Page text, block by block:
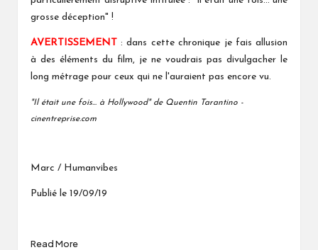
grosse déception" !
AVERTISSEMENT : dans cette chronique je fais allusion
à des éléments du film, je ne voudrais pas divulgacher le
long métrage pour ceux qui ne l'auraient pas encore vu.
"Il était une fois... à Hollywood" de Quentin Tarantino -
cinentreprise.com
Marc / Humanvibes
Publié le 19/09/19
Read More